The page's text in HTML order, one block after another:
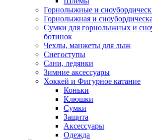
Горнолыжные и
Горнолыжная и
Сумки для горнолыжных и
ботинок
Чехлы, манжеты для лыж
Снегоступы
Сани, ледянки
Зимние аксессуары
Хоккей и Фигурное катание
Коньки
Клюшки
Сумки
Защита
Аксессуары
Одежда